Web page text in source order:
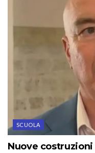
SCUOLA
Nuove